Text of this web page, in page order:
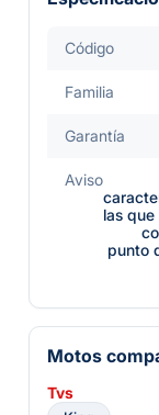
Código
Familia
Garantía
Aviso
las
punto
Motos
Tvs